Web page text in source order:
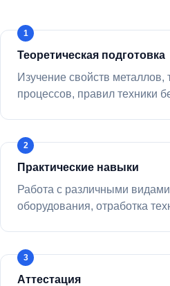
Теоретическая подготовка
Изучение свойств металлов,
процессов, правил техники
Практические навыки
Работа с различными
оборудования, отработка
Аттестация